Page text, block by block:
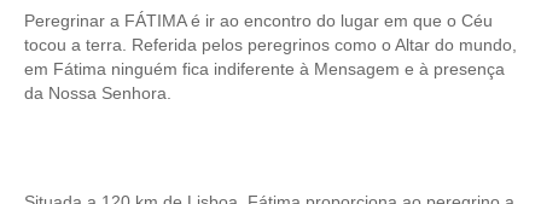
Peregrinar a FÁTIMA é ir ao encontro do lugar em que o Céu
tocou a terra. Referida pelos peregrinos como o Altar do mundo,
em Fátima ninguém fica indiferente à Mensagem e à presença
da Nossa Senhora.